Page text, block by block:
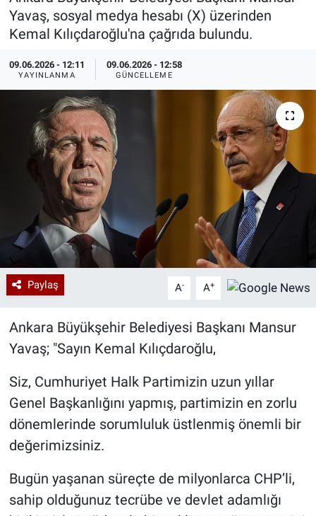
Yavaş, sosyal medya hesabı (X) üzerinden
Kemal Kılıçdaroğlu'na çağrıda bulundu.
09.06.2026 - 12:11
YAYINLANMA
09.06.2026 - 12:58
GÜNCELLEME
Paylaş A- A+
Ankara Büyükşehir Belediyesi Başkanı Mansur
Yavaş; "Sayın Kemal Kılıçdaroğlu,
Siz, Cumhuriyet Halk Partimizin uzun yıllar
Genel Başkanlığını yapmış, partimizin en zorlu
dönemlerinde sorumluluk üstlenmiş önemli bir
değerimizsiniz.
Bugün yaşanan süreçte de milyonlarca CHP’li,
sahip olduğunuz tecrübe ve devlet adamlığı
Özel Haberler
Yazarlar
Dünya
Medya
Özel Haberler
Kadın
Erişim Bilgileri
Sağlık
Teknoloji
Ramazan
Haber Arşivi